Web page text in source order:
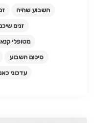
השבוע שהיה
זנים
מטופלי
סיכום השבוע
עדכוני